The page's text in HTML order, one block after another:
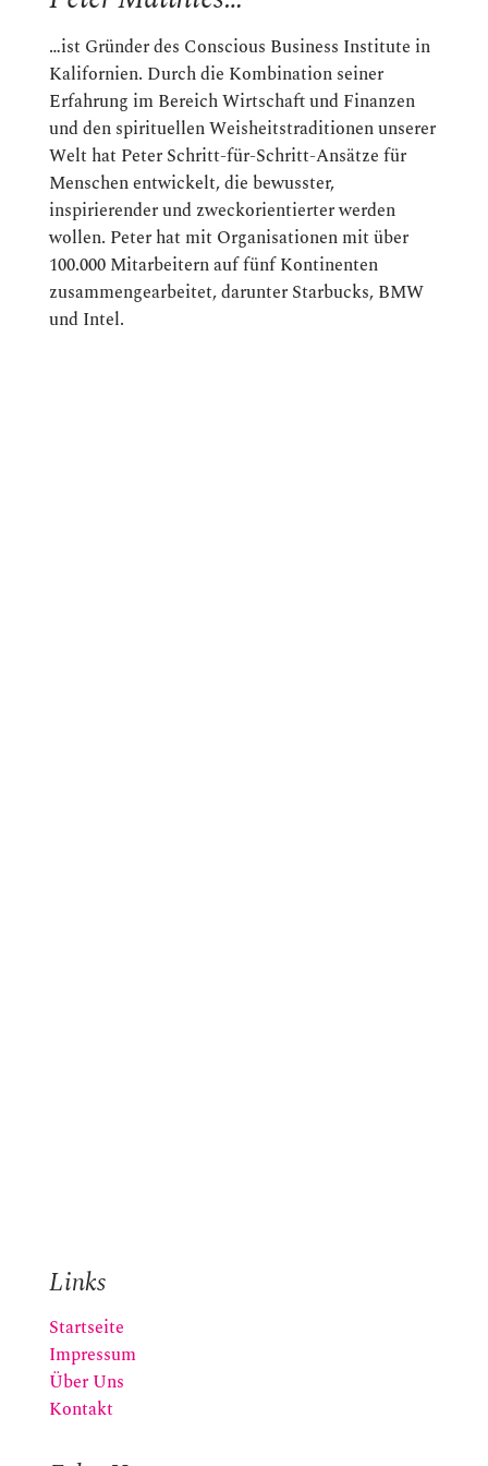
…ist Gründer des Conscious Business Institute in
Kalifornien. Durch die Kombination seiner
Erfahrung im Bereich Wirtschaft und Finanzen
und den spirituellen Weisheitstraditionen unserer
Welt hat Peter Schritt-für-Schritt-Ansätze für
Menschen entwickelt, die bewusster,
inspirierender und zweckorientierter werden
wollen. Peter hat mit Organisationen mit über
100.000 Mitarbeitern auf fünf Kontinenten
zusammengearbeitet, darunter Starbucks, BMW
und Intel.
Links
Startseite
Impressum
Über Uns
Kontakt